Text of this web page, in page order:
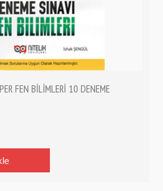
FEN BİLİMLERİ 10 DENEME